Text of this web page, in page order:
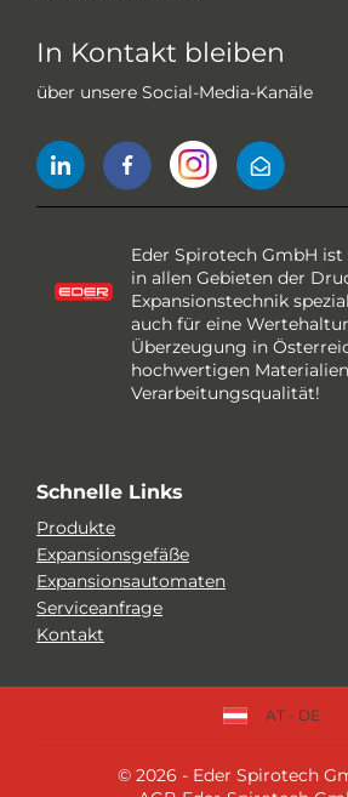
In Kontakt bleiben
über unsere Social-Media-Kanäle
Eder Spirotech GmbH
in allen Gebieten der
Expansionstechnik
auch für eine
Überzeugung in
hochwertigen
Verarbeitungsqualität!
Schnelle Links
Produkte
Expansionsgefäße
Expansionsautomaten
Serviceanfrage
Kontakt
© 2026 - Eder Spirotech
AT - DE